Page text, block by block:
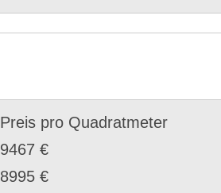
Preis pro Quadratmeter
9467 €
8995 €